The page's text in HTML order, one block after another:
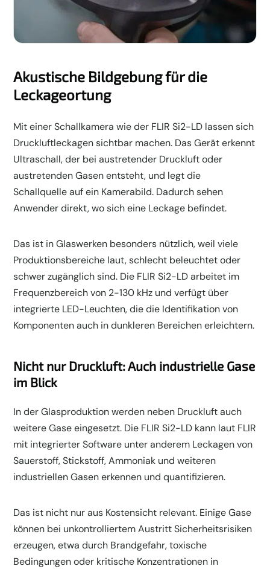
Akustische Bildgebung für die
Leckageortung
Mit einer Schallkamera wie der FLIR Si2-LD lassen sich
Druckluftleckagen sichtbar machen. Das Gerät erkennt
Ultraschall, der bei austretender Druckluft oder
austretenden Gasen entsteht, und legt die
Schallquelle auf ein Kamerabild. Dadurch sehen
Anwender direkt, wo sich eine Leckage befindet.
Das ist in Glaswerken besonders nützlich, weil viele
Produktionsbereiche laut, schlecht beleuchtet oder
schwer zugänglich sind. Die FLIR Si2-LD arbeitet im
Frequenzbereich von 2-130 kHz und verfügt über
integrierte LED-Leuchten, die die Identifikation von
Komponenten auch in dunkleren Bereichen erleichtern.
Nicht nur Druckluft: Auch industrielle Gase
im Blick
In der Glasproduktion werden neben Druckluft auch
weitere Gase eingesetzt. Die FLIR Si2-LD kann laut FLIR
mit integrierter Software unter anderem Leckagen von
Sauerstoff, Stickstoff, Ammoniak und weiteren
industriellen Gasen erkennen und quantifizieren.
Das ist nicht nur aus Kostensicht relevant. Einige Gase
können bei unkontrolliertem Austritt Sicherheitsrisiken
erzeugen, etwa durch Brandgefahr, toxische
Bedingungen oder kritische Konzentrationen in